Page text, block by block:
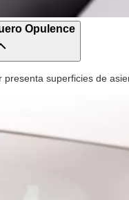
Opulence
presenta superficies de